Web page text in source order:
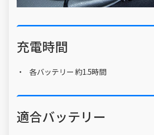
充電時間
各バッテリー 約1.5時間
適合バッテリー